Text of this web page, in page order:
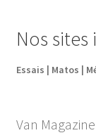
63,60€.
Nos
Essais | Matos |
Van Magazine